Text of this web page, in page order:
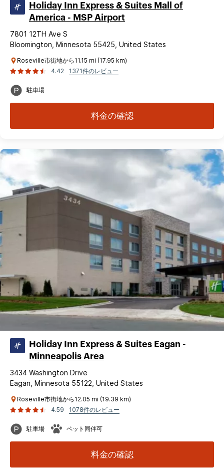
Holiday Inn Express & Suites Mall of
America - MSP Airport
7801 12TH Ave S
Bloomington, Minnesota 55425, United States
Roseville市街地から11.15 mi (17.95 km)
4.42
1371件のレビュー
駐車場
料金の確認
Holiday Inn Express & Suites Eagan -
Minneapolis Area
3434 Washington Drive
Eagan, Minnesota 55122, United States
Roseville市街地から12.05 mi (19.39 km)
4.59
1078件のレビュー
駐車場 ペット同伴可
料金の確認